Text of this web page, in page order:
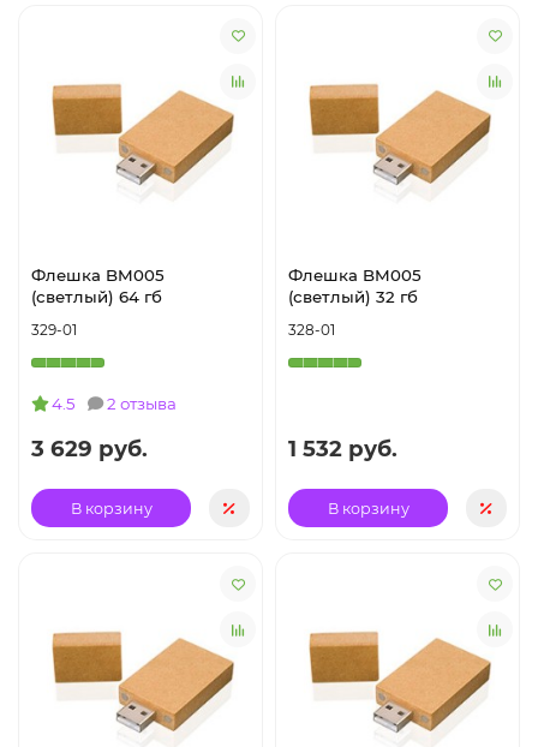
Флешка BM005
(светлый) 64 гб
329-01
4.5 2 отзыва
3 629 руб.
В корзину
Флешка BM005
(светлый) 32 гб
328-01
1 532 руб.
В корзину